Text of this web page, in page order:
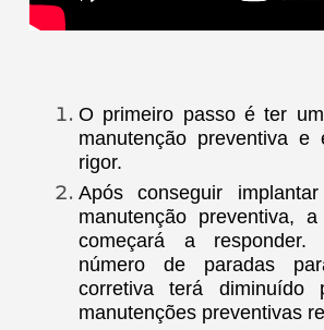
O primeiro passo é ter
manutenção preventiva e
rigor.
Após conseguir
manutenção preventiva, a
começará a responder.
número de paradas
corretiva terá diminuído
manutenções preventivas